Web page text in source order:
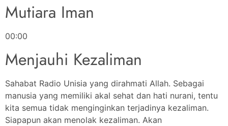
Mutiara Iman
00:00
Menjauhi Kezaliman
Sahabat Radio Unisia yang dirahmati Allah. Sebagai
manusia yang memiliki akal sehat dan hati nurani, tentu
kita semua tidak menginginkan terjadinya kezaliman.
Siapapun akan menolak kezaliman. Akan